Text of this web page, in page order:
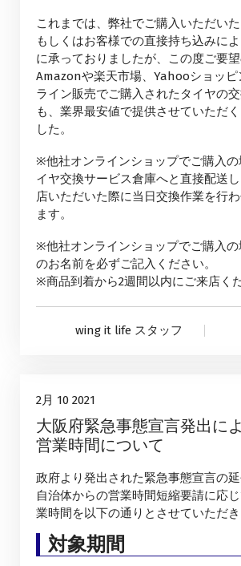
これまでは、弊社でご購入いただい
もしくはお客様での直接持ち込みに
に承っておりましたが、この度ご要
Amazonや楽天市場、Yahooショッピ
ライン販売でご購入されたタイヤの
も、業界最安値で提供させていただ
した。
※他社オンラインショップでご購入の
イヤ交換サービス倉庫へと直接配送
店いただいた際に当日交換作業を行
ます。
※他社オンラインショップでご購入
のお名前を必ずご記入ください。
※商品到着から2週間以内にご来店くだ
wing it life スタッフ
10
2月, 2021
2月 10 2021
大阪府緊急事態宣言発出に
営業時間について
政府より発出された緊急事態宣言の
自治体からの営業時間短縮要請に応
業時間を以下の通りとさせていただき
対象期間